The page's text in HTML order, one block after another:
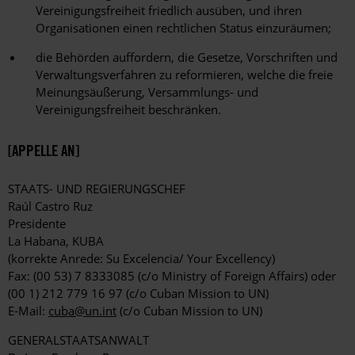
Vereinigungsfreiheit friedlich ausüben, und ihren
Organisationen einen rechtlichen Status einzuräumen;
die Behörden auffordern, die Gesetze, Vorschriften und
Verwaltungsverfahren zu reformieren, welche die freie
Meinungsäußerung, Versammlungs- und
Vereinigungsfreiheit beschränken.
[APPELLE AN]
STAATS- UND REGIERUNGSCHEF
Raúl Castro Ruz
Presidente
La Habana, KUBA
(korrekte Anrede: Su Excelencia/ Your Excellency)
Fax: (00 53) 7 8333085 (c/o Ministry of Foreign Affairs) oder
(00 1) 212 779 16 97 (c/o Cuban Mission to UN)
E-Mail: cuba@un.int (c/o Cuban Mission to UN)
GENERALSTAATSANWALT